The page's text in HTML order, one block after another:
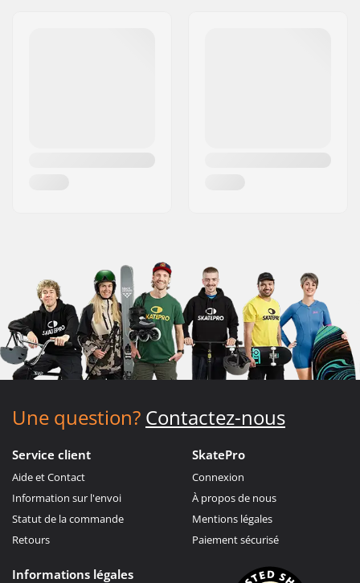
Une question? Contactez-nous
Service client
Aide et Contact
Information sur l'envoi
Statut de la commande
Retours
SkatePro
Connexion
À propos de nous
Mentions légales
Paiement sécurisé
Informations légales